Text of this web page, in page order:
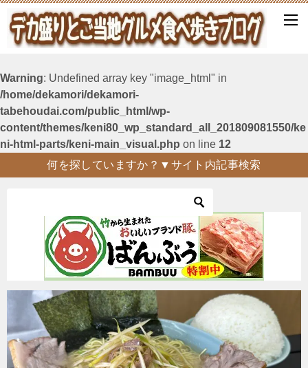
Warning: Undefined array key "image_html" in
/home/dekamori/dekamori-
tabehoudai.com/public_html/wp-
content/themes/keni80_wp_standard_all_201809081550/ke
ni-html-parts/keni-main_visual.php on line 12
何を探していますか？▼サイト内記事検索